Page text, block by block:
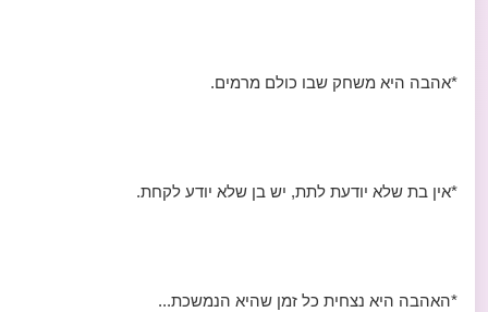
*אהבה היא משחק שבו כולם מרמים.
*אין בת שלא יודעת לתת, יש בן שלא יודע לקחת.
*האהבה היא נצחית כל זמן שהיא הנמשכת...